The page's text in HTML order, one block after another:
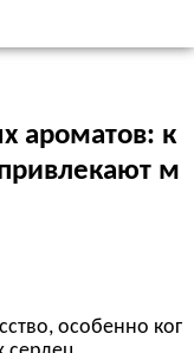
ароматов: к
м
особенно ког